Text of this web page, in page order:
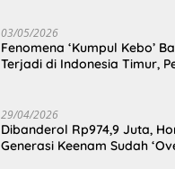
03/05/2026
Fenomena ‘Kumpul Kebo’
Terjadi di Indonesia Timur,
29/04/2026
Dibanderol Rp974,9 Juta,
Generasi Keenam Sudah